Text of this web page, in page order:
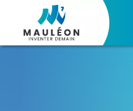
Panneau de gestion des cookies